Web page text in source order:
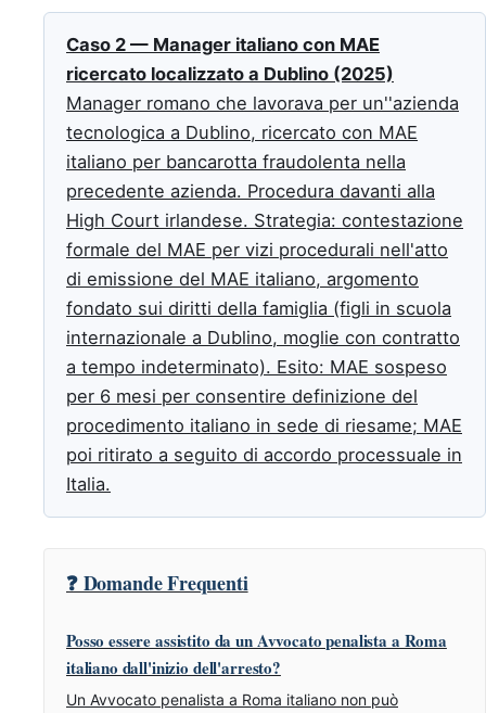
Caso 2 — Manager italiano con MAE
ricercato localizzato a Dublino (2025)
Manager romano che lavorava per un''azienda
tecnologica a Dublino, ricercato con MAE
italiano per bancarotta fraudolenta nella
precedente azienda. Procedura davanti alla
High Court irlandese. Strategia: contestazione
formale del MAE per vizi procedurali nell'atto
di emissione del MAE italiano, argomento
fondato sui diritti della famiglia (figli in scuola
internazionale a Dublino, moglie con contratto
a tempo indeterminato). Esito: MAE sospeso
per 6 mesi per consentire definizione del
procedimento italiano in sede di riesame; MAE
poi ritirato a seguito di accordo processuale in
Italia.
❓ Domande Frequenti
Posso essere assistito da un Avvocato penalista a Roma
italiano dall'inizio dell'arresto?
Un Avvocato penalista a Roma italiano non può